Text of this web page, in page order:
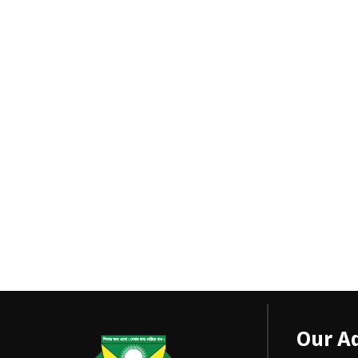
Our